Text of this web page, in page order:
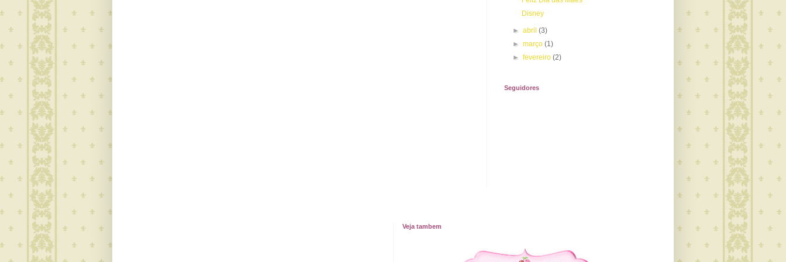
Disney
►abril(3)
►março(1)
►fevereiro(2)
Seguidores
Veja tambem